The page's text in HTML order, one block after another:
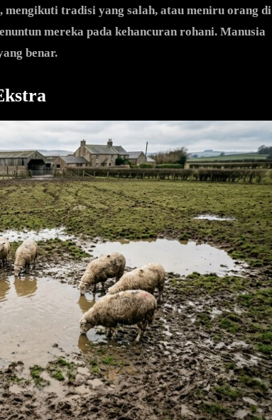
tradisi yang salah, atau meniru orang di
mereka pada kehancuran rohani. Manusia
benar.